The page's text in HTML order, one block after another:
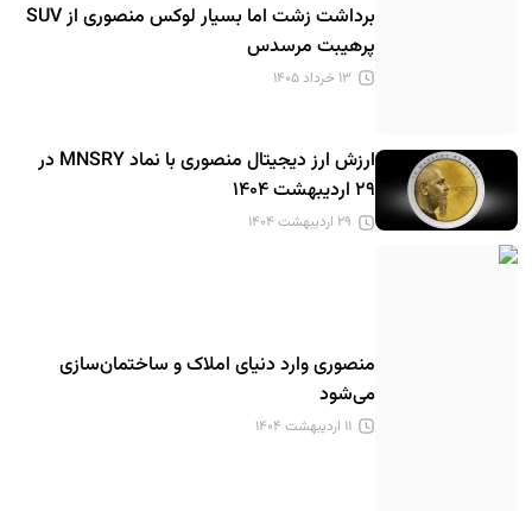
برداشت زشت اما بسیار لوکس منصوری از SUV
پرهیبت مرسدس
۱۳ خرداد ۱۴۰۵
ارزش ارز دیجیتال منصوری با نماد MNSRY در
۲۹ اردیبهشت ۱۴۰۴
۲۹ اردیبهشت ۱۴۰۴
منصوری وارد دنیای املاک و ساختمان‌سازی
می‌شود
۱۱ اردیبهشت ۱۴۰۴